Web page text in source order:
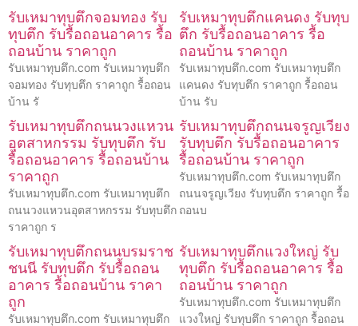
รับเหมาทุบตึกจอมทอง รับ
ทุบตึก รับรื้อถอนอาคาร รื้อ
ถอนบ้าน ราคาถูก
รับเหมาทุบตึก.com รับเหมาทุบตึก
จอมทอง รับทุบตึก ราคาถูก รื้อถอน
บ้าน รั
รับเหมาทุบตึกแคนดง รับทุบ
ตึก รับรื้อถอนอาคาร รื้อ
ถอนบ้าน ราคาถูก
รับเหมาทุบตึก.com รับเหมาทุบตึก
แคนดง รับทุบตึก ราคาถูก รื้อถอน
บ้าน รับ
รับเหมาทุบตึกถนนวงแหวน
อุตสาหกรรม รับทุบตึก รับ
รื้อถอนอาคาร รื้อถอนบ้าน
ราคาถูก
รับเหมาทุบตึก.com รับเหมาทุบตึก
ถนนวงแหวนอุตสาหกรรม รับทุบตึก
ราคาถูก ร
รับเหมาทุบตึกถนนจรูญเวียง
รับทุบตึก รับรื้อถอนอาคาร
รื้อถอนบ้าน ราคาถูก
รับเหมาทุบตึก.com รับเหมาทุบตึก
ถนนจรูญเวียง รับทุบตึก ราคาถูก รื้อ
ถอนบ
รับเหมาทุบตึกถนนบรมราช
ชนนี รับทุบตึก รับรื้อถอน
อาคาร รื้อถอนบ้าน ราคา
ถูก
รับเหมาทุบตึก.com รับเหมาทุบตึก
รับเหมาทุบตึกแวงใหญ่ รับ
ทุบตึก รับรื้อถอนอาคาร รื้อ
ถอนบ้าน ราคาถูก
รับเหมาทุบตึก.com รับเหมาทุบตึก
แวงใหญ่ รับทุบตึก ราคาถูก รื้อถอน